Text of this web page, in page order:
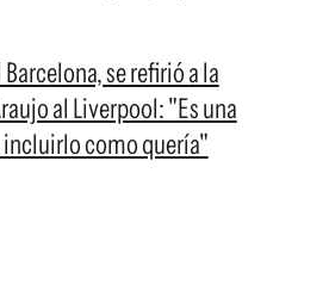
se refirió a la
al Liverpool: "Es una
como quería"